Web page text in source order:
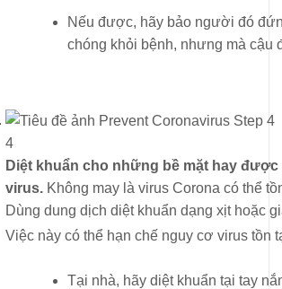
Nếu được, hãy bảo người đó
chóng khỏi bệnh, nhưng mà cậu
4
Diệt khuẩn cho những bề mặt hay
virus.Không may là virus Corona có thể
Dùng dung dịch diệt khuẩn dạng xịt hoặc
Việc này có thể hạn chế nguy cơ virus tồn
Tại nhà, hãy diệt khuẩn tại tay